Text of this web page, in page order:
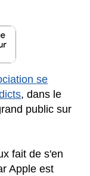
se
, dans le
public sur
fait de s'en
Apple est